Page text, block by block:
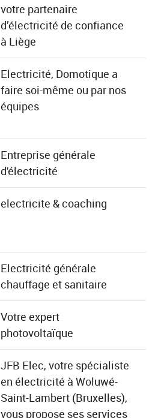
votre partenaire
d’électricité de confiance
à Liège
Electricité, Domotique a
faire soi-même ou par nos
équipes
Entreprise générale
d'électricité
electricite & coaching
Electricité générale
chauffage et sanitaire
Votre expert
photovoltaïque
JFB Elec, votre spécialiste
en électricité à Woluwé-
Saint-Lambert (Bruxelles),
vous propose ses services